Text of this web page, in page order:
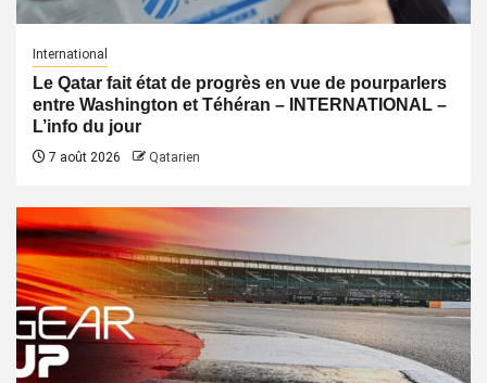
International
Le Qatar fait état de progrès en vue de pourparlers
entre Washington et Téhéran – INTERNATIONAL –
L’info du jour
7 août 2026 Qatarien